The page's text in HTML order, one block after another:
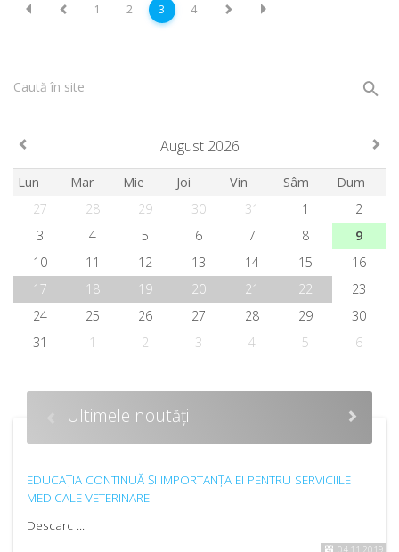
1 2 3 4
Caută în site
August 2026
Lun Mar Mie Joi Vin Sâm
Dum
27
28 29 30 31 1
2
3
4 5 6 7 8
9
10
11 12 13 14 15
16
17
18 19 20 21 22
23
24
25 26 27 28 29
30
31
1 2 3 4 5 6
Ultimele noutăți
EDUCAȚIA CONTINUĂ ȘI IMPORTANȚA EI PENTRU SERVICIILE
MEDICALE VETERINARE
Descarc ...
04.11.2019